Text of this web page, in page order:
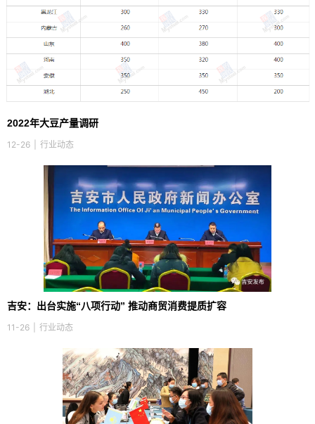
2022年大豆产量调研
12-26 行业动态
吉安：出台实施“八项行动” 推动商贸消费提质扩容
11-26 行业动态